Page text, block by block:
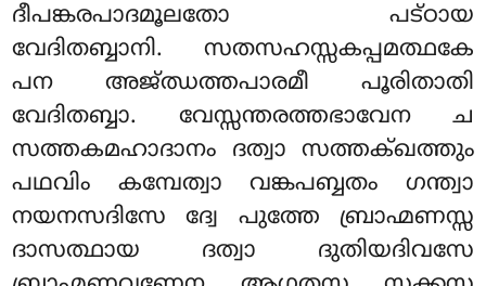
ദീപങ്കരപാദമൂലതോ പട്ഠായ
വേദിതബ്ബാനി. സതസഹസ്സകപ്പമത്ഥകേ
പന അജ്ഝത്തപാരമീ പൂരിതാതി
വേദിതബ്ബാ. വേസ്സന്തരത്തഭാവേന ച
സത്തകമഹാദാനം ദത്വാ സത്തക്ഖത്തും
പഥവിം കമ്പേത്വാ വങ്കപബ്ബതം ഗന്ത്വാ
നയനസദിസേ ദ്വേ പുത്തേ ബ്രാഹ്മണസ്സ
ദാസത്ഥായ ദത്വാ ദുതിയദിവസേ